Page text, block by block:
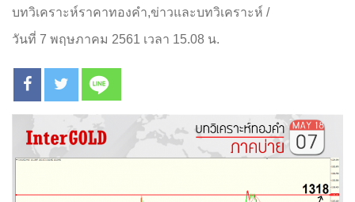
บทวิเคราะห์ราคาทองคำ,ข่าวและบทวิเคราะห์ /
วันที่ 7 พฤษภาคม 2561 เวลา 15.08 น.